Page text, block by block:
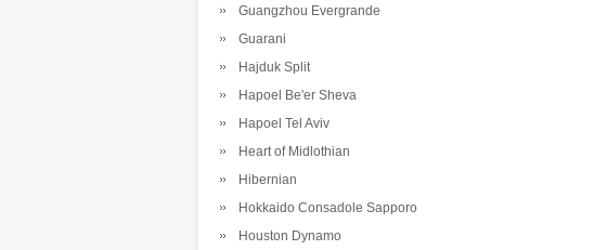
Guangzhou Evergrande
Guarani
Hajduk Split
Hapoel Be'er Sheva
Hapoel Tel Aviv
Heart of Midlothian
Hibernian
Hokkaido Consadole Sapporo
Houston Dynamo